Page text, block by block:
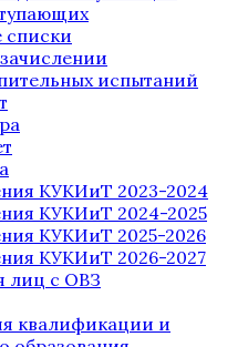
списки
испытаний
КУКИиТ 2023-2024
КУКИиТ 2024-2025
КУКИиТ 2025-2026
КУКИиТ 2026-2027
лиц с ОВЗ
квалификации и